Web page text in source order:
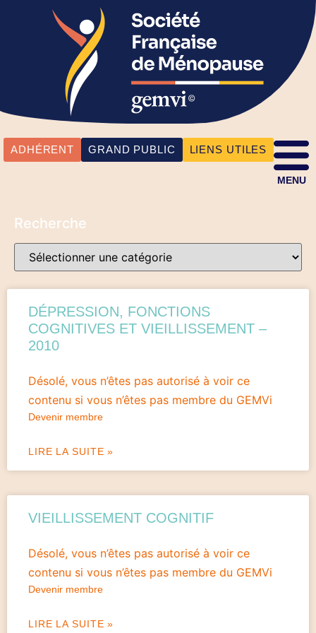
ADHÉRENT GRAND PUBLIC LIENS UTILES
MENU
Recherche
DÉPRESSION, FONCTIONS
COGNITIVES ET VIEILLISSEMENT –
2010
Désolé, vous n’êtes pas autorisé à voir ce
contenu si vous n’êtes pas membre du GEMVi
Devenir membre
LIRE LA SUITE »
VIEILLISSEMENT COGNITIF
Désolé, vous n’êtes pas autorisé à voir ce
contenu si vous n’êtes pas membre du GEMVi
Devenir membre
LIRE LA SUITE »